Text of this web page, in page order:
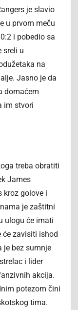
je slavio
u prvom meču
i pobedio sa
sreli u
na
Jasno je da
domaćem
im stvori
treba obratiti
James
kroz golove i
je zaštitni
ulogu će imati
će zavisiti ishod
je bez sumnje
i lider
akcija.
potezom čini
tima.